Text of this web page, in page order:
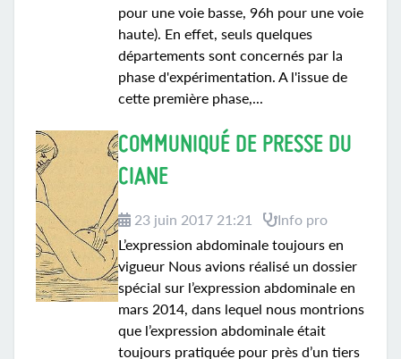
pour une voie basse, 96h pour une voie
haute). En effet, seuls quelques
départements sont concernés par la
phase d'expérimentation. A l'issue de
cette première phase,...
COMMUNIQUÉ DE PRESSE DU
CIANE
23 juin 2017 21:21
Info pro
L’expression abdominale toujours en
vigueur Nous avions réalisé un dossier
spécial sur l’expression abdominale en
mars 2014, dans lequel nous montrions
que l’expression abdominale était
toujours pratiquée pour près d’un tiers